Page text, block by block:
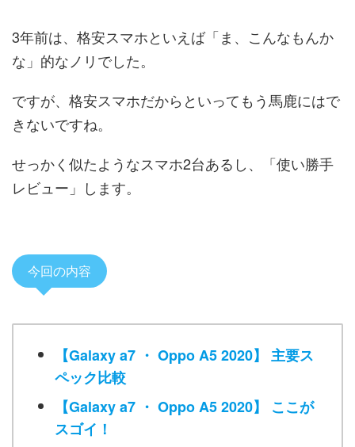
3年前は、格安スマホといえば「ま、こんなもんか
な」的なノリでした。
ですが、格安スマホだからといってもう馬鹿にはで
きないですね。
せっかく似たようなスマホ2台あるし、「使い勝手
レビュー」します。
今回の内容
【Galaxy a7 ・ Oppo A5 2020】 主要ス
ペック比較
【Galaxy a7 ・ Oppo A5 2020】 ここが
スゴイ！